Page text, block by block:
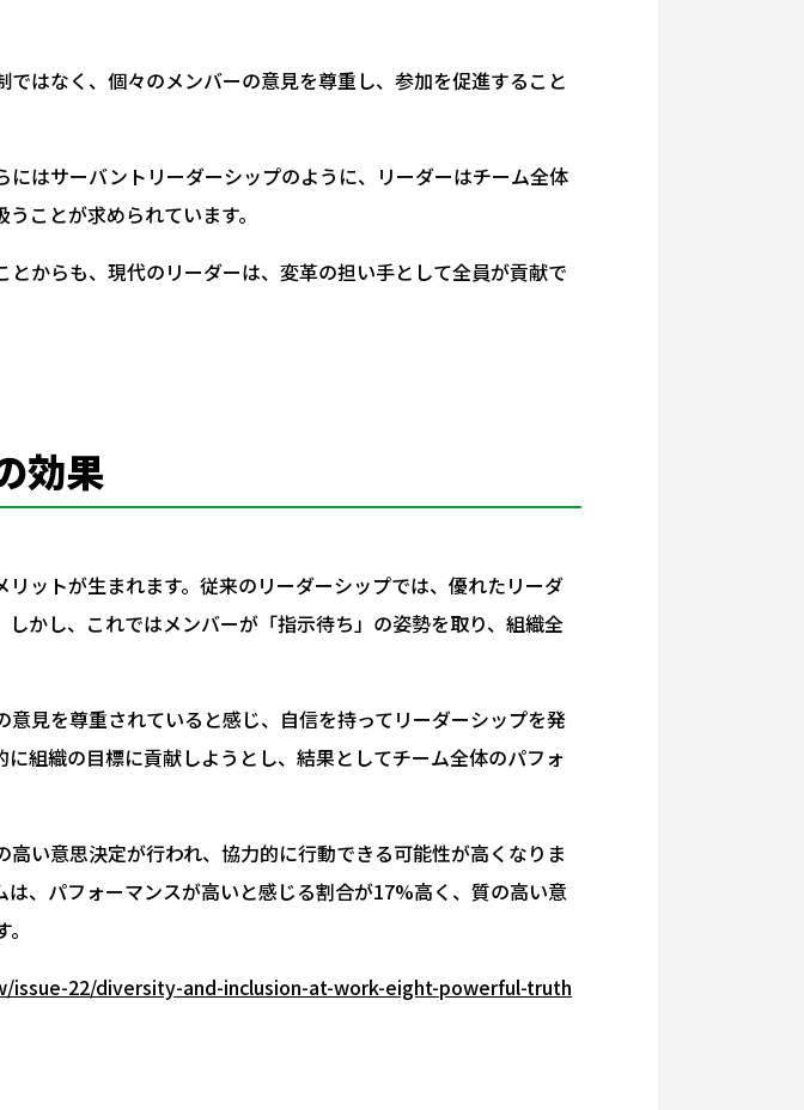
はなく、個々のメンバーの意見を尊重し、参加を促進すること
はサーバントリーダーシップのように、リーダーはチーム全体
ことが求められています。
からも、現代のリーダーは、変革の担い手として全員が貢献で
効果
ットが生まれます。従来のリーダーシップでは、優れたリーダ
かし、これではメンバーが「指示待ち」の姿勢を取り、組織全
見を尊重されていると感じ、自信を持ってリーダーシップを発
組織の目標に貢献しようとし、結果としてチーム全体のパフォ
い意思決定が行われ、協力的に行動できる可能性が高くなりま
、パフォーマンスが高いと感じる割合が17%高く、質の高い意
22/diversity-and-inclusion-at-work-eight-powerful-truth